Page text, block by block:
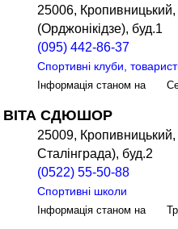
25006, Кропивницький,
(Орджонікідзе), буд.1
(095) 442-86-37
Спортивні клуби,
Інформація станом на
ВІТА СДЮШОР
25009,
Сталінграда), буд.2
(0522) 55-50-88
Спортивні школи
Інформація станом на